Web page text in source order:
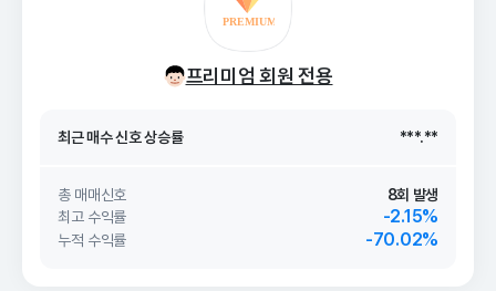
프리미엄 회원 전용
26. 08/09
최근 매수 신호 상승률 ***.**
최근 매수 신호 ***.**
총 매매신호
8회 발생
최고 수익률
-2.15%
누적 수익률 -70.02%